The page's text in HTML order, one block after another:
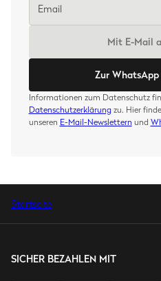
Mit E-Mail
Zur
Informationen zum Datenschutz
Datenschutzerklärung zu. Hier
unseren E-Mail-Newslettern und
Startseite
SICHER BEZAHLEN MIT